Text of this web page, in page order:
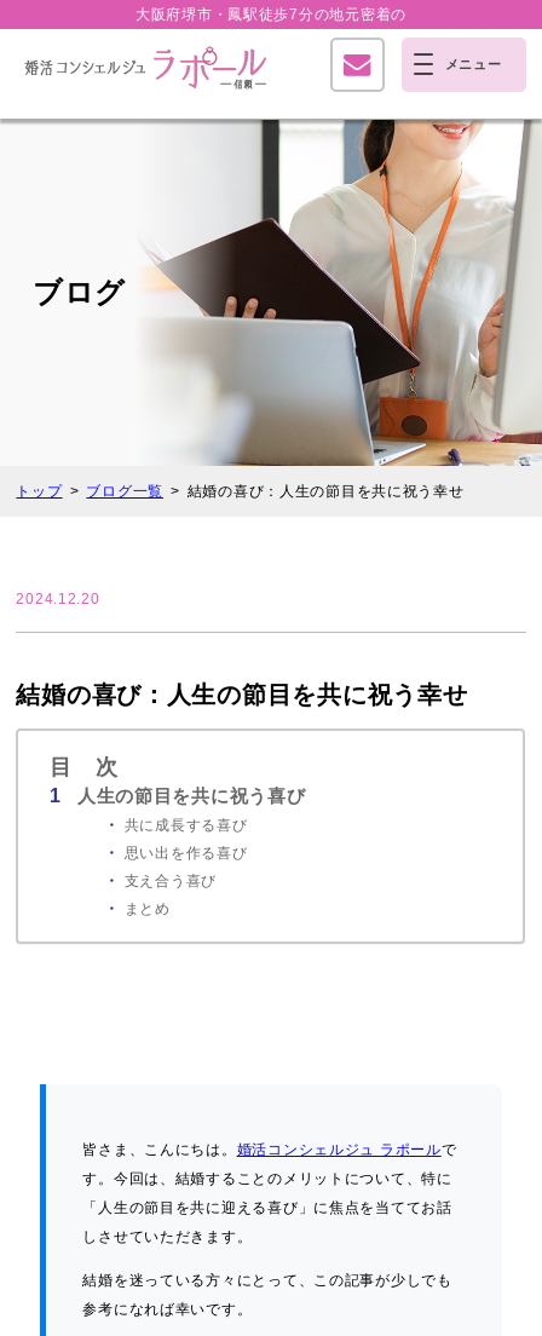
大阪府堺市・鳳駅徒歩7分の地元密着の
ブログ
トップ ブログ一覧 結婚の喜び：人生の節目を共に祝う幸せ
2024.12.20
結婚の喜び：人生の節目を共に祝う幸せ
目 次
人生の節目を共に祝う喜び
共に成長する喜び
思い出を作る喜び
支え合う喜び
まとめ
皆さま、こんにちは。 婚活コンシェルジュ ラポールで
す。今回は、結婚することのメリットについて、特に
「人生の節目を共に迎える喜び」に焦点を当ててお話
しさせていただきます。
結婚を迷っている方々にとって、この記事が少しでも
参考になれば幸いです。